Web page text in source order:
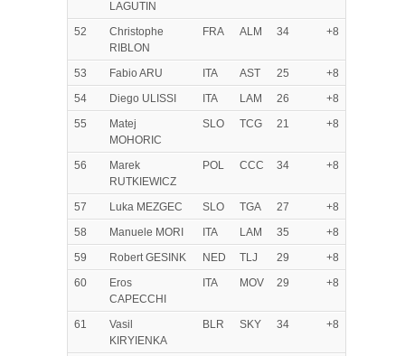
LAGUTIN
52
Christophe
RIBLON
FRA ALM 34 +8
53 Fabio ARU ITA AST 25
+8
54
Diego ULISSI ITA LAM 26
+8
55
Matej
MOHORIC
SLO TCG 21 +8
56
Marek
RUTKIEWICZ
POL CCC 34 +8
57 Luka MEZGEC SLO TGA 27
+8
58
Manuele MORI ITA LAM 35
+8
59
Robert GESINK NED TLJ 29
+8
60
Eros
CAPECCHI
ITA MOV 29 +8
61
Vasil
KIRYIENKA
BLR SKY 34 +8